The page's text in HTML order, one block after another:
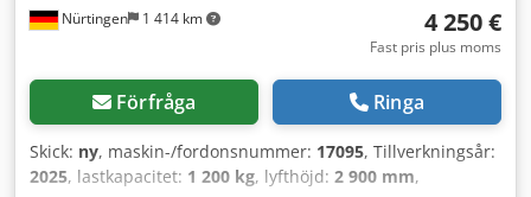
Nürtingen 1 414 km 4 250 €
Fast pris plus moms
Förfråga Ringa
Skick: ny, maskin-/fordonsnummer: 17095, Tillverkningsår:
2025, lastkapacitet: 1 200 kg, lyfthöjd: 2 900 mm,